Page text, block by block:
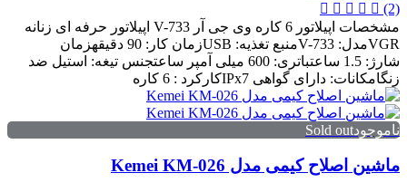
(2)
مشخصات اپیلاتور 6 کاره وی جی آر V-733 اپیلاتور حرفه ای زنانه
VGRمدل: V-733منبع تغذیه: USBزمان کار: 90 دقیقهزمان
شارژ: 1.5 ساعتباتری: 600 میلی آمپر ساعتجنس تیغه: استیل ضد
زنگامکانات: دارای گواهی IPx7کارکرد : 6 کاره
ناموجودSold out
ماشین اصلاح کیمی مدل Kemei KM-026